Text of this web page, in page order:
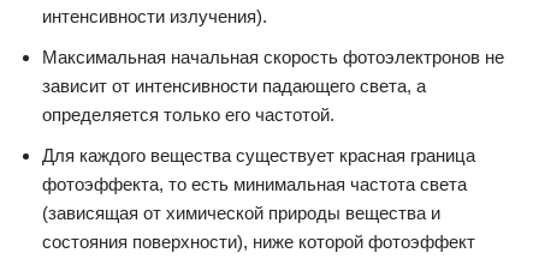
интенсивности излучения).
Максимальная начальная скорость фотоэлектронов не
зависит от интенсивности падающего света, а
определяется только его частотой.
Для каждого вещества существует красная граница
фотоэффекта, то есть минимальная частота света
(зависящая от химической природы вещества и
состояния поверхности), ниже которой фотоэффект